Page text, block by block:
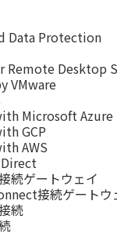
Data Protection
Remote Desktop
VMware
Microsoft Azure
GCP
AWS
Direct
続ゲートウェイ
接続ゲートウ
続